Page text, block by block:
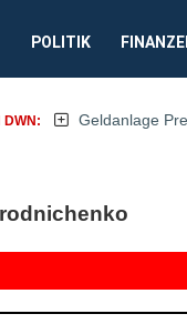
POLITIK
DWN: Geldanlage